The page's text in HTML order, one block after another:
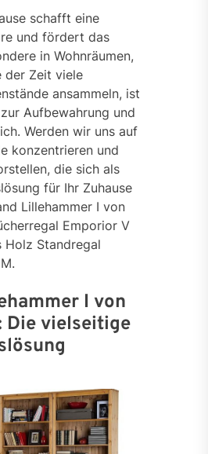
schafft eine
und fördert das
in Wohnräumen,
der Zeit viele
ansammeln, ist
Aufbewahrung und
Werden wir uns auf
konzentrieren und
die sich als
für Ihr Zuhause
Lillehammer I von
Emporior V
Standregal
I von
Die vielseitige